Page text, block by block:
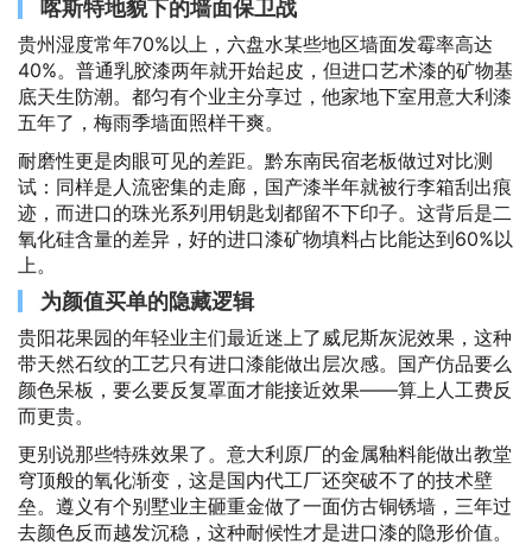
喀斯特地貌下的墙面保卫战
贵州湿度常年70%以上，六盘水某些地区墙面发霉率高达
40%。普通乳胶漆两年就开始起皮，但进口艺术漆的矿物基
底天生防潮。都匀有个业主分享过，他家地下室用意大利漆
五年了，梅雨季墙面照样干爽。
耐磨性更是肉眼可见的差距。黔东南民宿老板做过对比测
试：同样是人流密集的走廊，国产漆半年就被行李箱刮出痕
迹，而进口的珠光系列用钥匙划都留不下印子。这背后是二
氧化硅含量的差异，好的进口漆矿物填料占比能达到60%以
上。
为颜值买单的隐藏逻辑
贵阳花果园的年轻业主们最近迷上了威尼斯灰泥效果，这种
带天然石纹的工艺只有进口漆能做出层次感。国产仿品要么
颜色呆板，要么要反复罩面才能接近效果——算上人工费反
而更贵。
更别说那些特殊效果了。意大利原厂的金属釉料能做出教堂
穹顶般的氧化渐变，这是国内代工厂还突破不了的技术壁
垒。遵义有个别墅业主砸重金做了一面仿古铜锈墙，三年过
去颜色反而越发沉稳，这种耐候性才是进口漆的隐形价值。